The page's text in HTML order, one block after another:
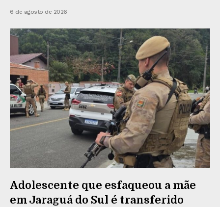
6 de agosto de 2026
Adolescente que esfaqueou a mãe
em Jaraguá do Sul é transferido